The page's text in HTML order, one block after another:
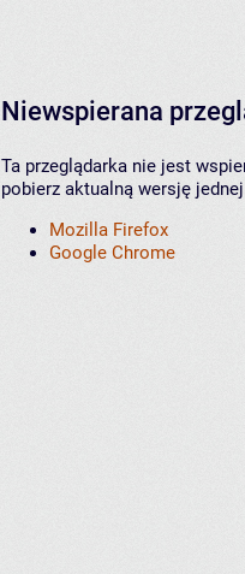
Niewspierana
Ta przeglądarka nie jest
pobierz aktualną wersję
Mozilla Firefox
Google Chrome